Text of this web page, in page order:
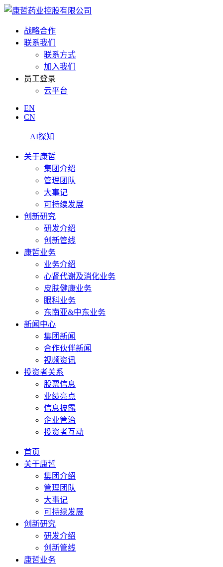
战略合作
联系我们
联系方式
加入我们
员工登录
云平台
EN
CN
AI探知
关于康哲
集团介绍
管理团队
大事记
可持续发展
创新研究
研发介绍
创新管线
康哲业务
业务介绍
心肾代谢及消化业务
皮肤健康业务
眼科业务
东南亚&中东业务
新闻中心
集团新闻
合作伙伴新闻
视频资讯
投资者关系
股票信息
业绩亮点
信息披露
企业管治
投资者互动
首页
关于康哲
集团介绍
管理团队
大事记
可持续发展
创新研究
研发介绍
创新管线
康哲业务